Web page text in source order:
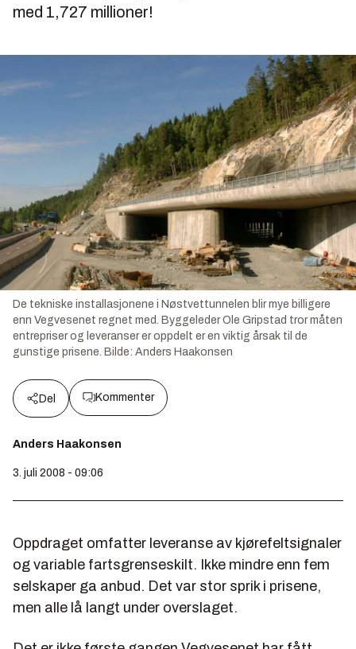
med 1,727 millioner!
De tekniske installasjonene i Nøstvettunnelen blir mye billigere
enn Vegvesenet regnet med. Byggeleder Ole Gripstad tror måten
entrepriser og leveranser er oppdelt er en viktig årsak til de
gunstige prisene. Bilde: Anders Haakonsen
Del Kommenter
Anders Haakonsen
3. juli 2008 - 09:06
Oppdraget omfatter leveranse av kjørefeltsignaler
og variable fartsgrenseskilt. Ikke mindre enn fem
selskaper ga anbud. Det var stor sprik i prisene,
men alle lå langt under overslaget.